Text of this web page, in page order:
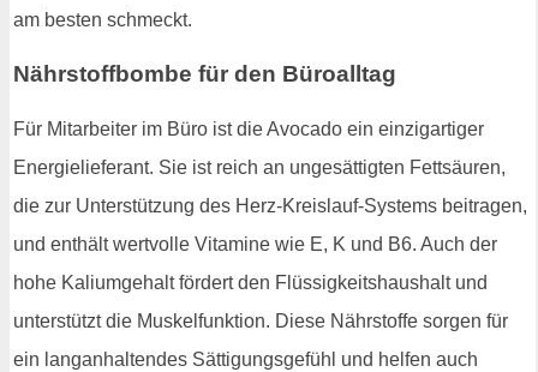
am besten schmeckt.
Nährstoffbombe für den Büroalltag
Für Mitarbeiter im Büro ist die Avocado ein einzigartiger
Energielieferant. Sie ist reich an ungesättigten Fettsäuren,
die zur Unterstützung des Herz-Kreislauf-Systems beitragen,
und enthält wertvolle Vitamine wie E, K und B6. Auch der
hohe Kaliumgehalt fördert den Flüssigkeitshaushalt und
unterstützt die Muskelfunktion. Diese Nährstoffe sorgen für
ein langanhaltendes Sättigungsgefühl und helfen auch